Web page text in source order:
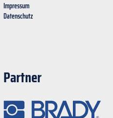
Impressum
Datenschutz
Partner